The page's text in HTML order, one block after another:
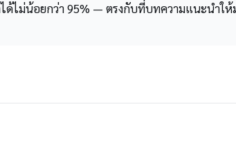
ด้ไม่น้อยกว่า 95% — ตรงกับที่บทความแนะนำใ